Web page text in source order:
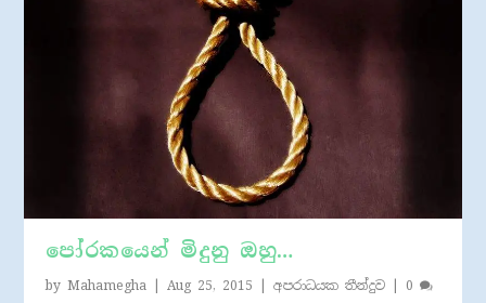
පෝරකයෙන් මිදුනු ඔහු…
byMahamegha |Aug 25, 2015 |අපරාධයක තීන්දුව 0